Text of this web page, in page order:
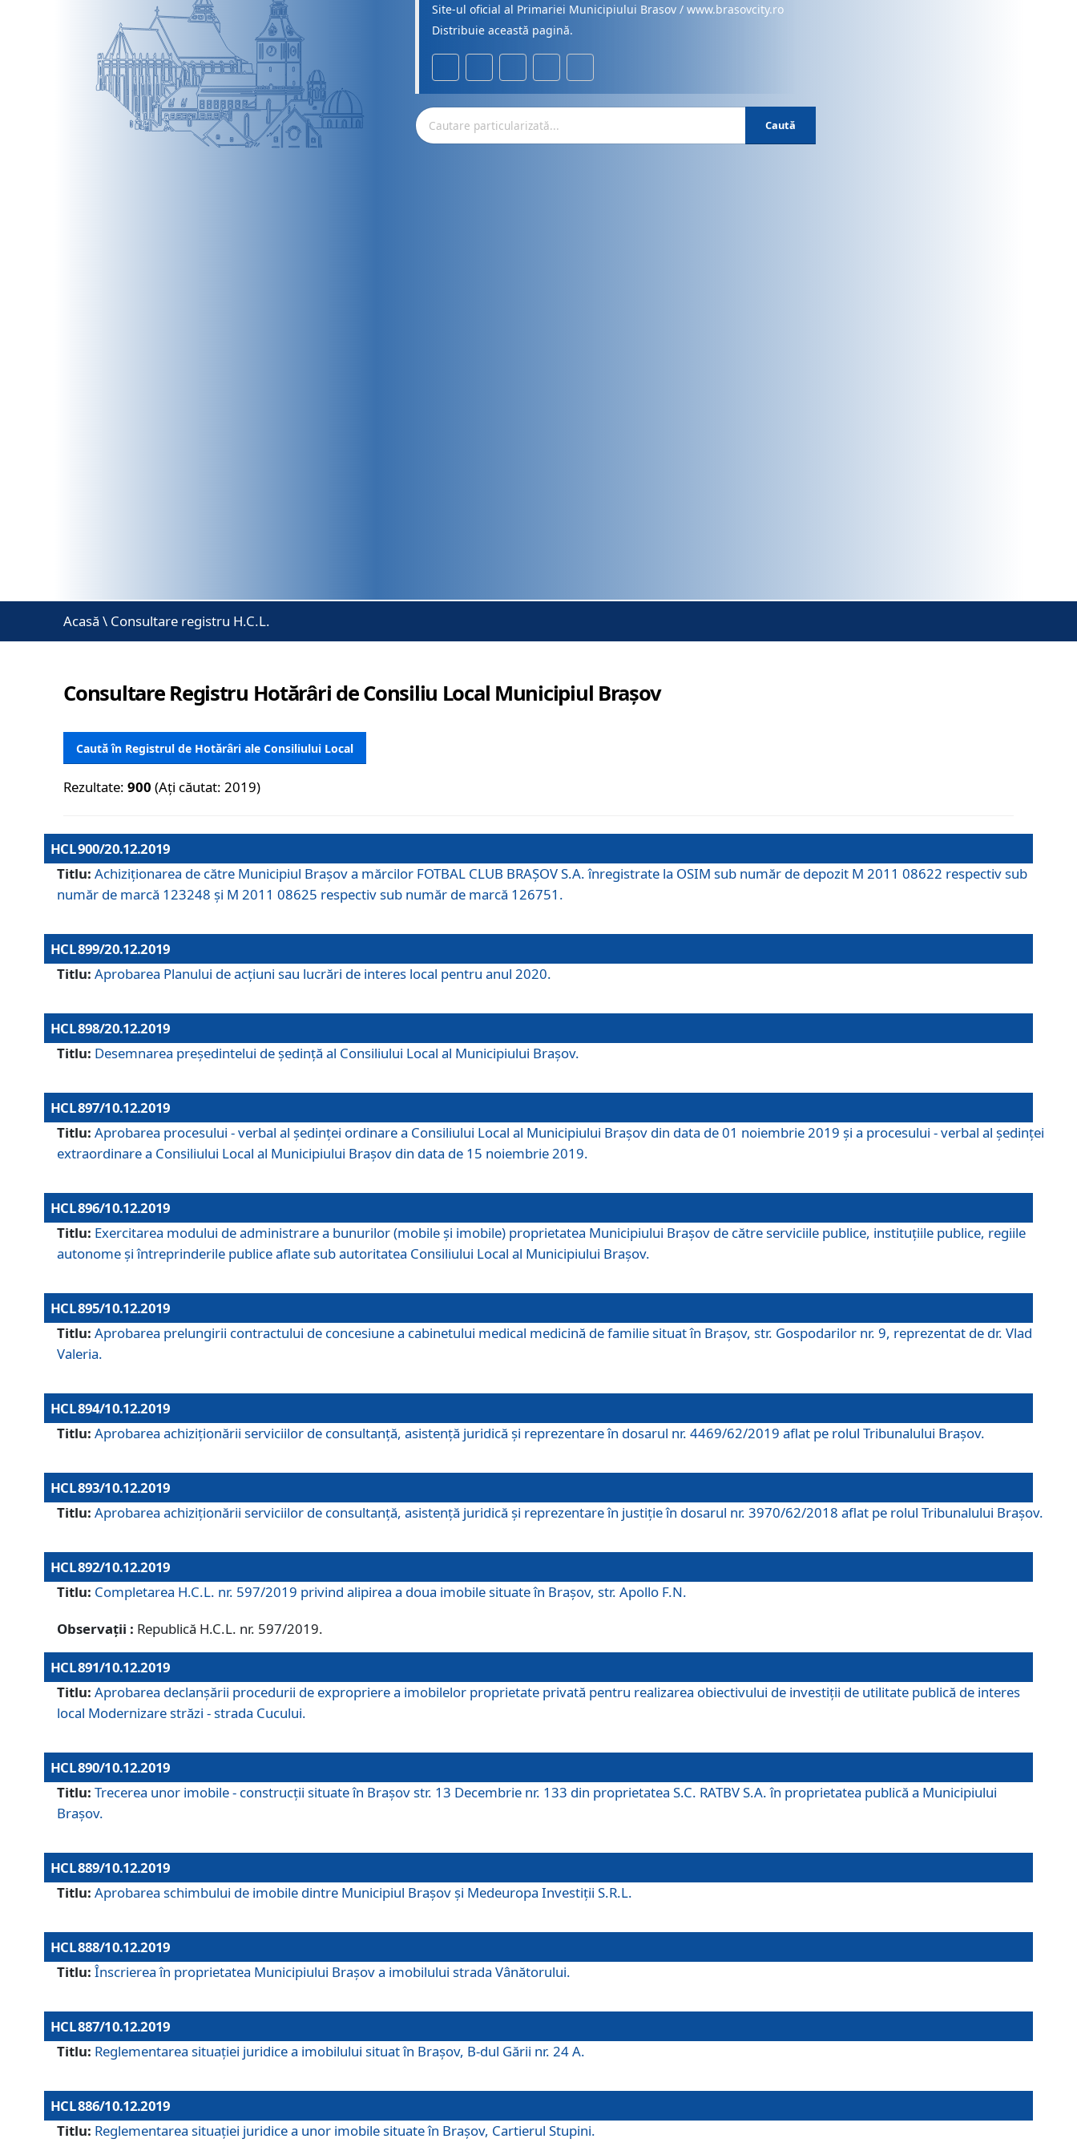
Site-ul oficial al Primariei Municipiului Brasov / www.brasovcity.ro
Distribuie această pagină.
Caută
Acasă \ Consultare registru H.C.L.
Consultare Registru Hotărâri de Consiliu Local Municipiul Brașov
Caută în Registrul de Hotărâri ale Consiliului Local
Rezultate:900 (Ați căutat: 2019)
HCL 900/20.12.2019
Titlu: Achiziționarea de către Municipiul Brașov a mărcilor FOTBAL CLUB BRAȘOV S.A. înregistrate la OSIM sub număr de depozit M 2011 08622 respectiv sub
număr de marcă 123248 și M 2011 08625 respectiv sub număr de marcă 126751.
HCL 899/20.12.2019
Titlu: Aprobarea Planului de acţiuni sau lucrări de interes local pentru anul 2020.
HCL 898/20.12.2019
Titlu: Desemnarea preşedintelui de şedinţă al Consiliului Local al Municipiului Braşov.
HCL 897/10.12.2019
Titlu: Aprobarea procesului - verbal al şedinţei ordinare a Consiliului Local al Municipiului Brașov din data de 01 noiembrie 2019 și a procesului - verbal al ședinței
extraordinare a Consiliului Local al Municipiului Brașov din data de 15 noiembrie 2019.
HCL 896/10.12.2019
Titlu: Exercitarea modului de administrare a bunurilor (mobile și imobile) proprietatea Municipiului Brașov de către serviciile publice, instituțiile publice, regiile
autonome și întreprinderile publice aflate sub autoritatea Consiliului Local al Municipiului Brașov.
HCL 895/10.12.2019
Titlu: Aprobarea prelungirii contractului de concesiune a cabinetului medical medicină de familie situat în Braşov, str. Gospodarilor nr. 9, reprezentat de dr. Vlad
Valeria.
HCL 894/10.12.2019
Titlu: Aprobarea achiziţionării serviciilor de consultanţă, asistenţă juridică şi reprezentare în dosarul nr. 4469/62/2019 aflat pe rolul Tribunalului Braşov.
HCL 893/10.12.2019
Titlu: Aprobarea achiziţionării serviciilor de consultanţă, asistenţă juridică şi reprezentare în justiţie în dosarul nr. 3970/62/2018 aflat pe rolul Tribunalului Braşov.
HCL 892/10.12.2019
Titlu: Completarea H.C.L. nr. 597/2019 privind alipirea a doua imobile situate în Brașov, str. Apollo F.N.
Observații : Republică H.C.L. nr. 597/2019.
HCL 891/10.12.2019
Titlu: Aprobarea declanșării procedurii de expropriere a imobilelor proprietate privată pentru realizarea obiectivului de investiții de utilitate publică de interes
local Modernizare străzi - strada Cucului.
HCL 890/10.12.2019
Titlu: Trecerea unor imobile - construcții situate în Brașov str. 13 Decembrie nr. 133 din proprietatea S.C. RATBV S.A. în proprietatea publică a Municipiului
Brașov.
HCL 889/10.12.2019
Titlu: Aprobarea schimbului de imobile dintre Municipiul Brașov și Medeuropa Investiții S.R.L.
HCL 888/10.12.2019
Titlu: Înscrierea în proprietatea Municipiului Braşov a imobilului strada Vânătorului.
HCL 887/10.12.2019
Titlu: Reglementarea situației juridice a imobilului situat în Brașov, B-dul Gării nr. 24 A.
HCL 886/10.12.2019
Titlu: Reglementarea situaţiei juridice a unor imobile situate în Braşov, Cartierul Stupini.